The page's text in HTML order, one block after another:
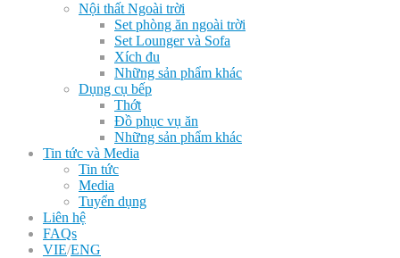
Nội thất Ngoài trời
Set phòng ăn ngoài trời
Set Lounger và Sofa
Xích đu
Những sản phẩm khác
Dụng cụ bếp
Thớt
Đồ phục vụ ăn
Những sản phẩm khác
Tin tức và Media
Tin tức
Media
Tuyển dụng
Liên hệ
FAQs
VIE/ENG